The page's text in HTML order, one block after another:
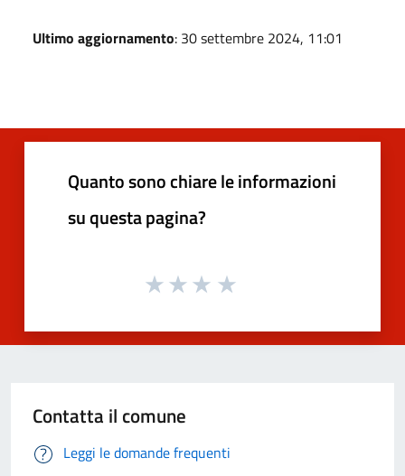
Ultimo aggiornamento: 30 settembre 2024, 11:01
Quanto sono chiare le informazioni
su questa pagina?
Contatta il comune
Leggi le domande frequenti